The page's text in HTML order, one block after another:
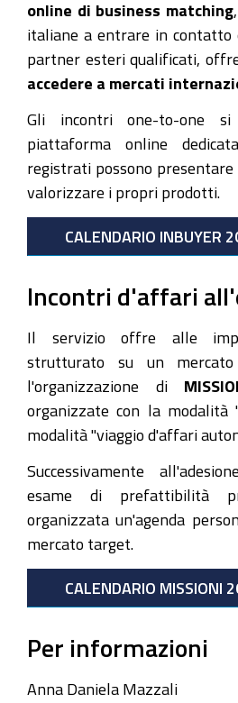
online di business matching
italiane a entrare in contatto
partner esteri qualificati,
accedere a mercati
Gli incontri one-to-one
piattaforma online
registrati possono
valorizzare i propri prodotti.
CALENDARIO INBUYER
Incontri d'affari
Il servizio offre alle
strutturato su un
l'organizzazione di
organizzate con la modalità
modalità "viaggio d'affari
Successivamente
esame di prefattibilità
organizzata un'agenda
mercato target.
CALENDARIO MISSIONI
Per informazioni
Anna Daniela Mazzali